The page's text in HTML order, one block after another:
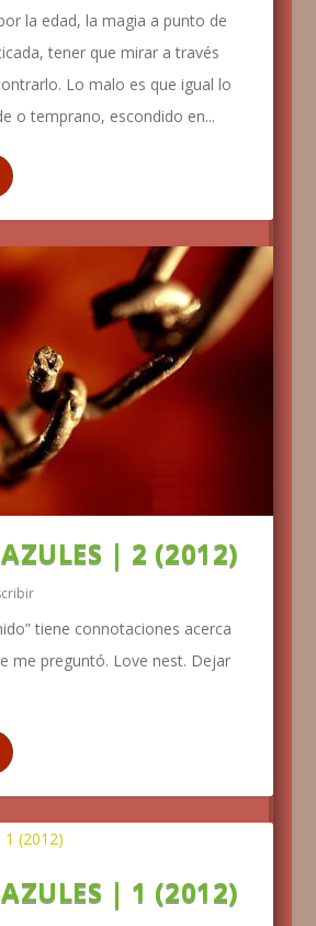
la edad, la magia a punto de
tener que mirar a través
Lo malo es que igual lo
o temprano, escondido en...
AZULES | 2 (2012)
tiene connotaciones acerca
me preguntó. Love nest. Dejar
AZULES | 1 (2012)